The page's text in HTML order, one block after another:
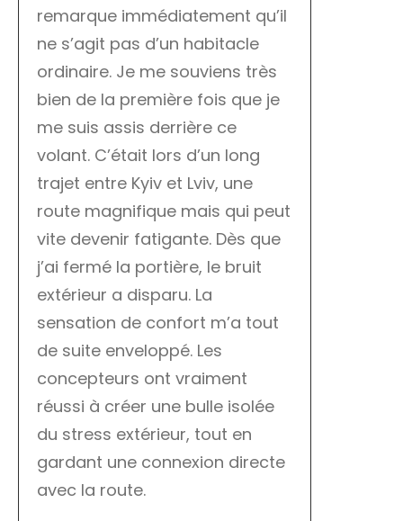
remarque immédiatement qu’il
ne s’agit pas d’un habitacle
ordinaire. Je me souviens très
bien de la première fois que je
me suis assis derrière ce
volant. C’était lors d’un long
trajet entre Kyiv et Lviv, une
route magnifique mais qui peut
vite devenir fatigante. Dès que
j’ai fermé la portière, le bruit
extérieur a disparu. La
sensation de confort m’a tout
de suite enveloppé. Les
concepteurs ont vraiment
réussi à créer une bulle isolée
du stress extérieur, tout en
gardant une connexion directe
avec la route.